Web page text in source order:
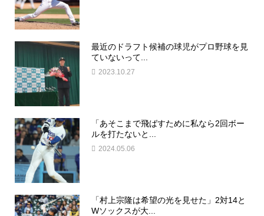
最近のドラフト候補の球児がプロ野球を見
ていないって...
2023.10.27
「あそこまで飛ばすために私なら2回ボー
ルを打たないと...
2024.05.06
「村上宗隆は希望の光を見せた」2対14と
Wソックスが大...